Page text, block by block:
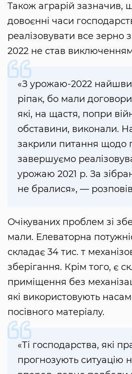
Також аграрій зазначив,
довоєнні часи
реалізовувати все зерно
2022 не став
«З урожаю-2022
ріпак, бо мали
які, на щастя, попри
обставини, виконали.
закрили питання щодо
завершуємо
урожаю 2021 р. За
не бралися», — розповів
Очікуваних проблем зі
мали. Елеваторна
складає 34 тис. т
зберігання. Крім того, є
приміщення без
які використовують
посівного матеріалу.
«Ті господарства, які
прогнозують ситуацію